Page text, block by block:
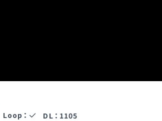
Loop ： DL ： 1105